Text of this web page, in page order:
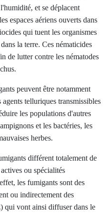
et se déplacent
espaces aériens ouverts dans
qui tuent les organismes
la terre. Ces nématicides
de lutter contre les nématodes
peuvent être notamment
telluriques transmissibles
les populations d'autres
et les bactéries, les
herbes.
différent totalement de
ou spécialités
les fumigants sont des
ou indirectement des
qui vont ainsi diffuser dans le